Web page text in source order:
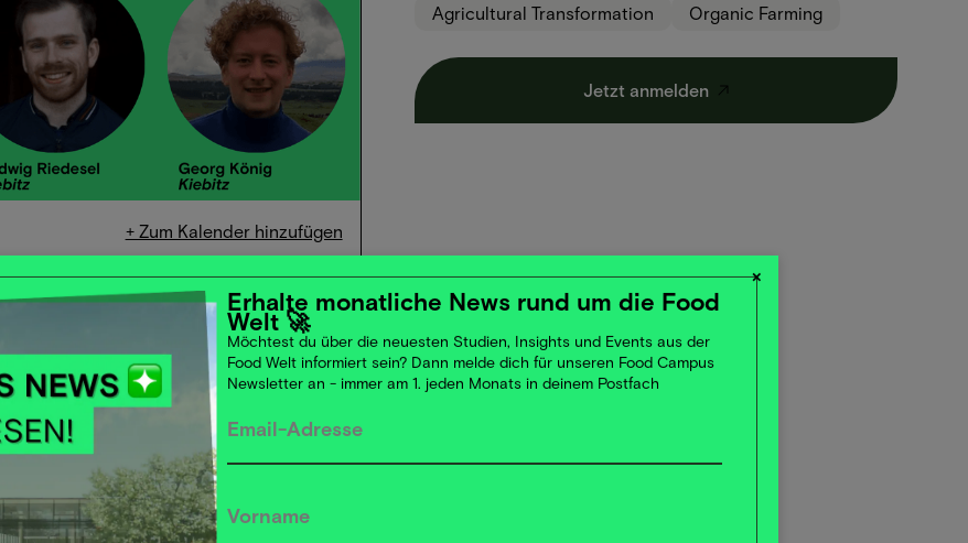
+ Zum Kalender hinzufügen
Agricultural Transformation
Organic Farming
Jetzt anmelden
Ökosysteme keine Nahrungsmittel.
für die weltweite
sind, ist bekannt. Der Schutz und die
Stabilität, insbesondere der
wir uns verschiedenen Fragestellungen:
in Landnutzungssystemen wieder aktiv
haben Unternehmen aus
Verantwortung gerecht werden?
×
Erhalte monatliche News rund um die Food
Welt 🚀
Möchtest du über die neuesten Studien, Insights und Events aus der
Food Welt informiert sein? Dann melde dich für unseren Food Campus
Newsletter an - immer am 1. jeden Monats in deinem Postfach